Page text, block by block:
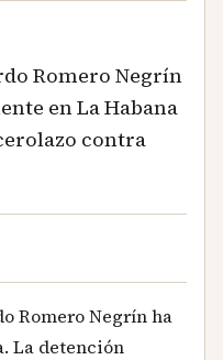
Romero Negrín
en La Habana
contra
Romero Negrín ha
La detención